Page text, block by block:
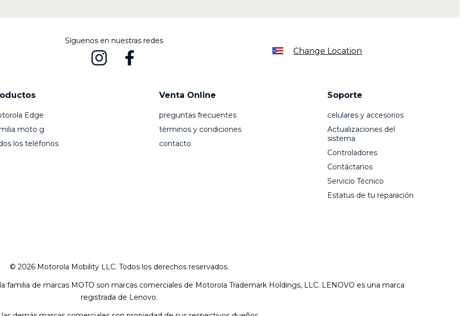
Síguenos en nuestras redes
Change Location
Edge
moto g
los teléfonos
Venta Online
preguntas frecuentes
términos y condiciones
contacto
Soporte
celulares y accesorios
Actualizaciones del
sistema
Controladores
Contáctanos
Servicio Técnico
Estatus de tu reparación
© 2026 Motorola Mobility LLC. Todos los derechos reservados.
familia de marcas MOTO son marcas comerciales de Motorola Trademark Holdings, LLC. LENOVO es una marca
registrada de Lenovo.